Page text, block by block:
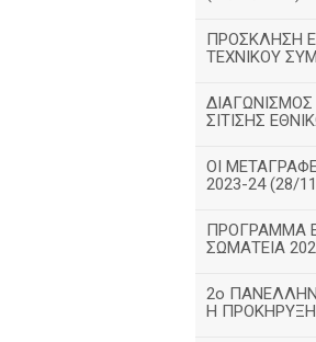
ΠΡΟΣΚΛΗΣΗ
ΤΕΧΝΙΚΟΥ
ΣΙΤΙΣΗΣ
ΟΙ
2023-24 (28/
ΠΡΟΓΡΑΜΜΑ
ΣΩΜΑΤΕΙΑ
2ο
Η ΠΡΟΚΗΡΥΞΗ